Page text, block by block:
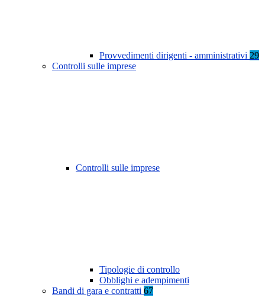
Provvedimenti dirigenti - amministrativi 29
Controlli sulle imprese
Controlli sulle imprese
Tipologie di controllo
Obblighi e adempimenti
Bandi di gara e contratti 67